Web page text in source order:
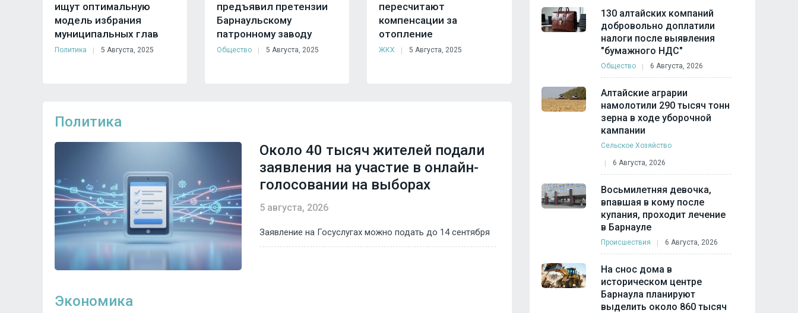
ищут оптимальную
модель избрания
муниципальных глав
Политика 5 Августа, 2025
предъявил претензии
Барнаульскому
патронному заводу
Общество 5 Августа, 2025
пересчитают
компенсации за
отопление
ЖКХ 5 Августа, 2025
Барнаула может
появиться элитный
"офисник" со
спортзалами
5 Августа, 2024
ищут
модель избрания
муниципальных
Политика
Около 40 тысяч жителей подали
заявления на участие в онлайн-
голосовании на выборах
5 августа, 2026
Заявление на Госуслугах можно подать до 14 сентября
Экономика
130 алтайских компаний
добровольно доплатили
налоги после выявления
"бумажного НДС"
Общество 6 Августа, 2026
Алтайские аграрии
намолотили 290 тысяч тонн
зерна в ходе уборочной
кампании
Сельское Хозяйство
6 Августа, 2026
Восьмилетняя девочка,
впавшая в кому после
купания, проходит лечение
в Барнауле
Происшествия 6 Августа, 2026
На снос дома в
историческом центре
Барнаула планируют
выделить около 860 тысяч